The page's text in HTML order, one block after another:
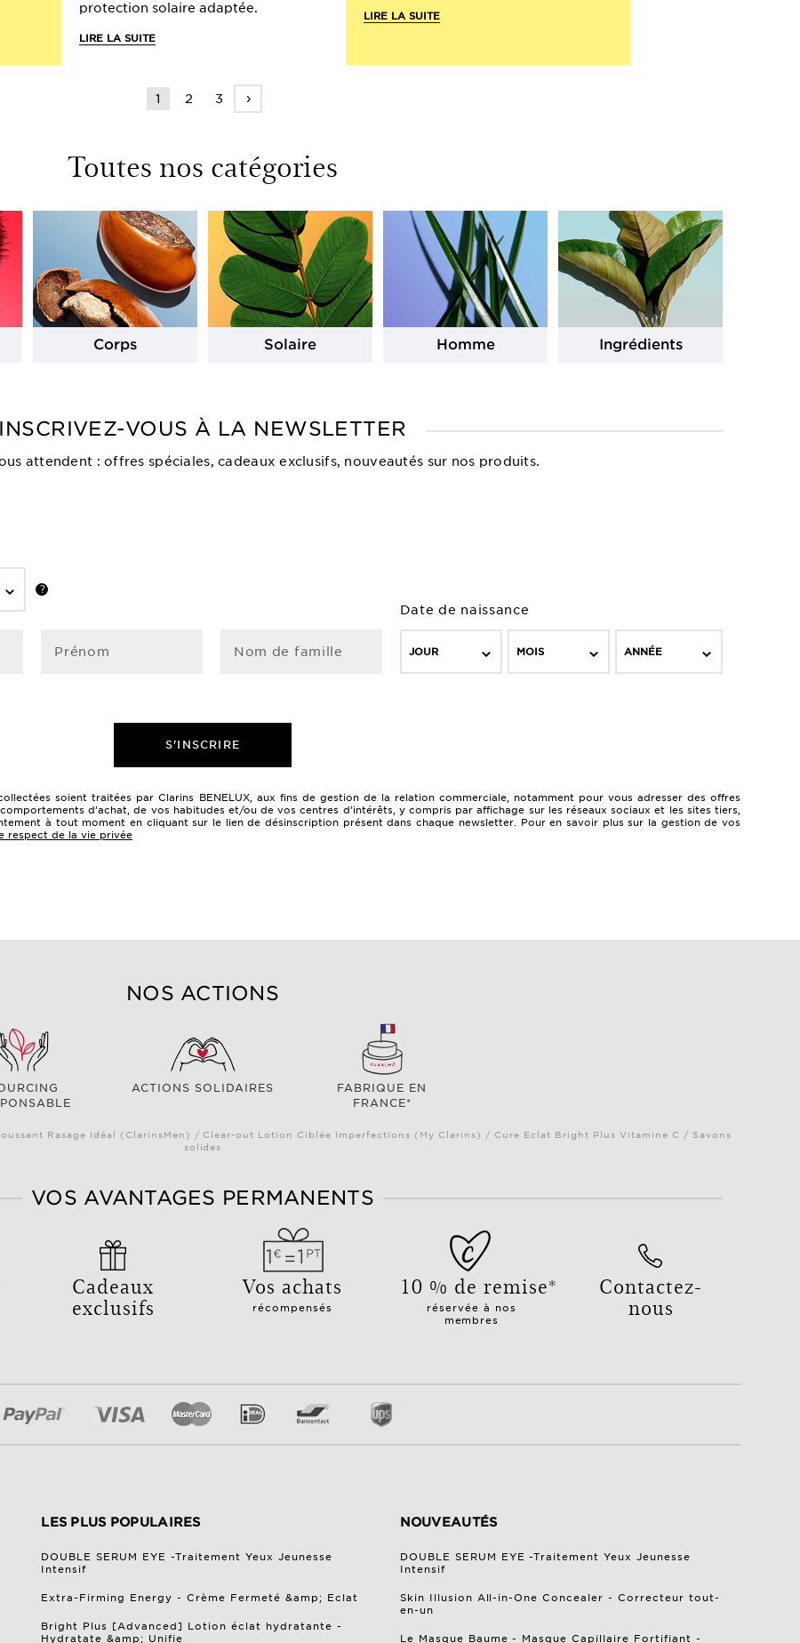
protection solaire adaptée.
LIRE LA SUITE
LIRE LA SUITE
1 2 3 ›
Toutes nos catégories
Corps Solaire Homme Ingrédients
INSCRIVEZ-VOUS À LA NEWSLETTER
attendent : offres spéciales, cadeaux exclusifs, nouveautés sur nos produits.
Prénom Nom de famille
Date de naissance
JOUR MOIS ANNÉE
S'INSCRIRE
soient traitées par Clarins BENELUX, aux fins de gestion de la relation commerciale, notamment pour vous adresser des offres
d’achat, de vos habitudes et/ou de vos centres d’intérêts, y compris par affichage sur les réseaux sociaux et les sites tiers,
à tout moment en cliquant sur le lien de désinscription présent dans chaque newsletter. Pour en savoir plus sur la gestion de vos
respect de la vie privée
NOS ACTIONS
ACTIONS SOLIDAIRES
FABRIQUE EN
FRANCE*
Rasage Idéal (ClarinsMen) / Clear-out Lotion Ciblée Imperfections (My Clarins) / Cure Eclat Bright Plus Vitamine C / Savons
solides
VOS AVANTAGES PERMANENTS
Cadeaux
exclusifs
Vos achats
récompensés
10 % de remise*
réservée à nos
membres
Contactez-
nous
LES PLUS POPULAIRES
DOUBLE SERUM EYE -Traitement Yeux Jeunesse
Intensif
Extra-Firming Energy - Crème Fermeté &amp; Eclat
Bright Plus [Advanced] Lotion éclat hydratante -
Hydratate &amp; Unifie
NOUVEAUTÉS
DOUBLE SERUM EYE -Traitement Yeux Jeunesse
Intensif
Skin Illusion All-in-One Concealer - Correcteur tout-
en-un
Le Masque Baume - Masque Capillaire Fortifiant -